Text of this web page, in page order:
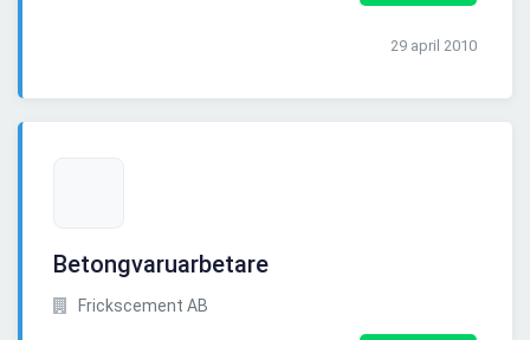
29 april 2010
Betongvaruarbetare
Frickscement AB